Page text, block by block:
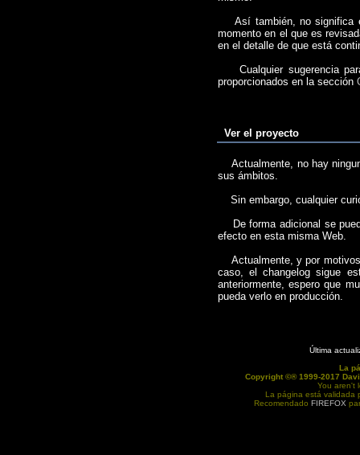
Así también, no significa
momento en el que es
en el detalle de que está
Cualquier sugerencia
proporcionados en la sección
Ver el proyecto
Actualmente, no hay
sus ámbitos.
Sin embargo, cualquier
De forma adicional se
efecto en esta misma Web.
Actualmente, y por motivos
caso, el changelog sigue
anteriormente, espero que
pueda verlo en producción.
Última
La
Copyright ©® 1999-2017
You aren't
La página está validada
Recomendado FIREFOX